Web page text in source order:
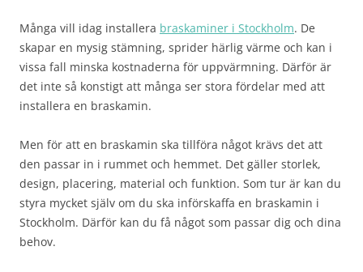
Många vill idag installera braskaminer i Stockholm. De
skapar en mysig stämning, sprider härlig värme och kan i
vissa fall minska kostnaderna för uppvärmning. Därför är
det inte så konstigt att många ser stora fördelar med att
installera en braskamin.
Men för att en braskamin ska tillföra något krävs det att
den passar in i rummet och hemmet. Det gäller storlek,
design, placering, material och funktion. Som tur är kan du
styra mycket själv om du ska införskaffa en braskamin i
Stockholm. Därför kan du få något som passar dig och dina
behov.